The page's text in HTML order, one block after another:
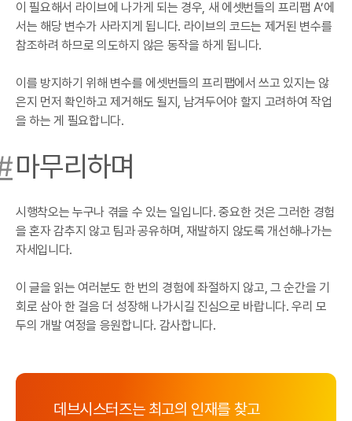
이 필요해서 라이브에 나가게 되는 경우, 새 에셋번들의 프리팹 A’에
서는 해당 변수가 사라지게 됩니다. 라이브의 코드는 제거된 변수를
참조하려 하므로 의도하지 않은 동작을 하게 됩니다.
이를 방지하기 위해 변수를 에셋번들의 프리팹에서 쓰고 있지는 않
은지 먼저 확인하고 제거해도 될지, 남겨두어야 할지 고려하여 작업
을 하는 게 필요합니다.
마무리하며
시행착오는 누구나 겪을 수 있는 일입니다. 중요한 것은 그러한 경험
을 혼자 감추지 않고 팀과 공유하며, 재발하지 않도록 개선해나가는
자세입니다.
이 글을 읽는 여러분도 한 번의 경험에 좌절하지 않고, 그 순간을 기
회로 삼아 한 걸음 더 성장해 나가시길 진심으로 바랍니다. 우리 모
두의 개발 여정을 응원합니다. 감사합니다.
데브시스터즈는 최고의 인재를 찾고